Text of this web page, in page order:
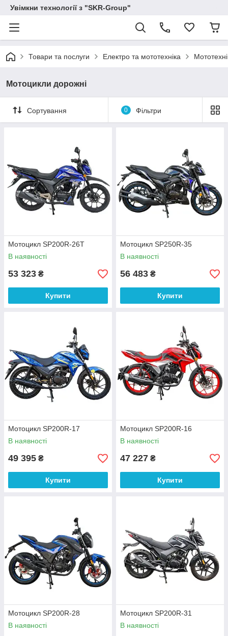
Увімкни технології з "SKR-Group"
Товари та послуги Електро та мототехніка
Мотоцикли дорожні
Сортування 0 Фільтри
Мотоцикл SP200R-26T
В наявності
53 323 ₴
Купити
Мотоцикл SP250R-35
В наявності
56 483 ₴
Купити
Мотоцикл SP200R-17
В наявності
49 395 ₴
Купити
Мотоцикл SP200R-16
В наявності
47 227 ₴
Купити
Мотоцикл SP200R-28
В наявності
Мотоцикл SP200R-31
В наявності